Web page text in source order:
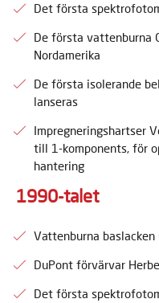
Det första
De första vattenburna
Nordamerika
De första isolerande
lanseras
Impregneringshartser
till 1-komponents, för
hantering
1990-talet
Vattenburna baslacken
DuPont förvärvar
Det första